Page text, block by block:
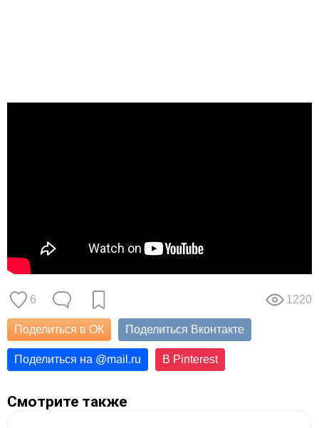
6 1220
Поделиться в ОК Поделиться Вконтакте
Поделиться на @mail.ru В Pinterest
Смотрите также